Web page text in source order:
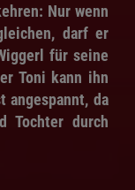
Nur wenn
darf er
für seine
Toni kann ihn
angespannt, da
Tochter durch